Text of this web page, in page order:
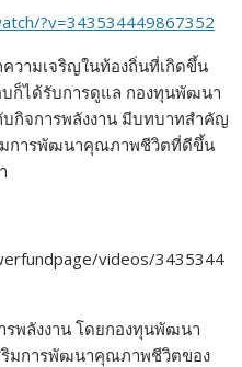
?v=343534449867352
วามเจริญในท้องถิ่นที่เกิดขึ้น
ก็ได้รับการดูแล กองทุนพัฒนา
กิจการพลังงาน มีบทบาทสำคัญ
มการพัฒนาคุณภาพชีวิตที่ดีขึ้น
videos/3435344
พลังงาน โดยกองทุนพัฒนา
ริมการพัฒนาคุณภาพชีวิตของ